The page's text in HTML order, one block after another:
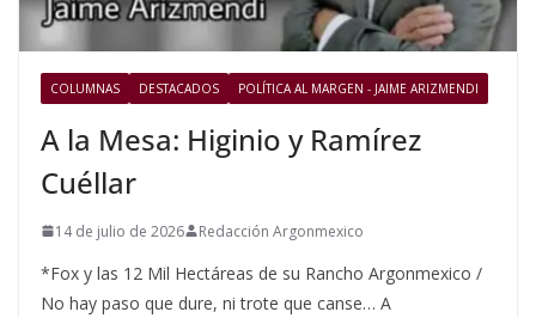
COLUMNAS DESTACADOS POLÍTICA AL MARGEN - JAIME ARIZMENDI
A la Mesa: Higinio y Ramírez
Cuéllar
14 de julio de 2026 Redacción Argonmexico
*Fox y las 12 Mil Hectáreas de su Rancho Argonmexico /
No hay paso que dure, ni trote que canse… A